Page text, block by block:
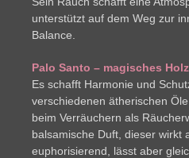
unterstützt auf dem Weg zur
Balance.
Palo Santo – magisches Holz
Es schafft Harmonie und
verschiedenen ätherischen
beim Verräuchern als
balsamische Duft, dieser wirkt
euphorisierend, lässt aber